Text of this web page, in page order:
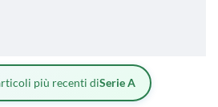
più recenti diSerie A